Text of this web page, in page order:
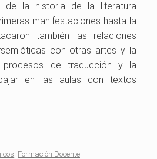
de la historia de la literatura
manifestaciones hasta la
también las relaciones
con otras artes y la
procesos de traducción y la
en las aulas con textos
Formación Docente